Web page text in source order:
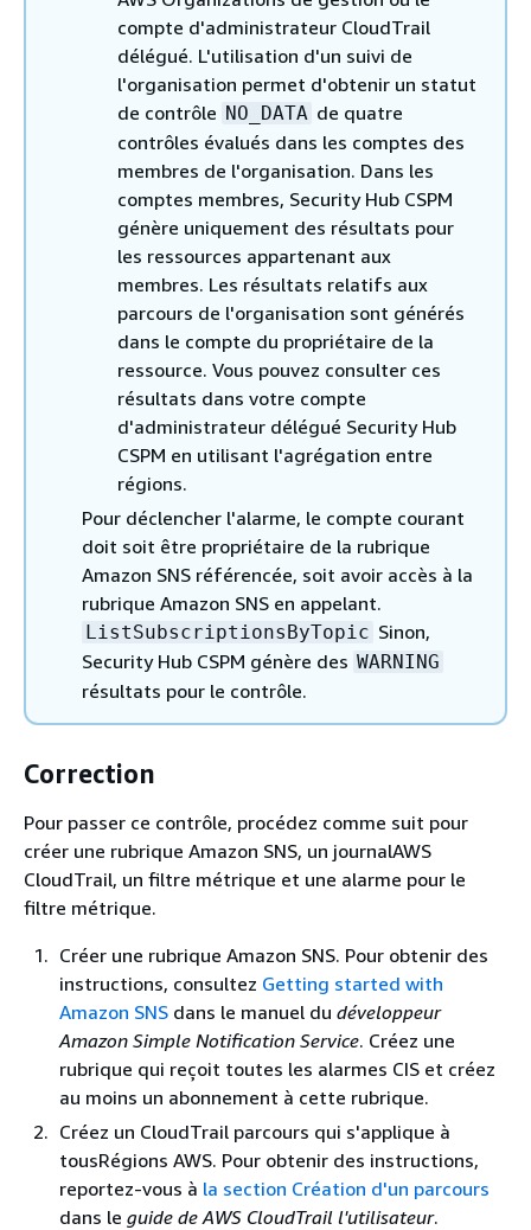
compte d'administrateur CloudTrail
délégué. L'utilisation d'un suivi de
l'organisation permet d'obtenir un statut
de contrôle NO_DATA de quatre
contrôles évalués dans les comptes des
membres de l'organisation. Dans les
comptes membres, Security Hub CSPM
génère uniquement des résultats pour
les ressources appartenant aux
membres. Les résultats relatifs aux
parcours de l'organisation sont générés
dans le compte du propriétaire de la
ressource. Vous pouvez consulter ces
résultats dans votre compte
d'administrateur délégué Security Hub
CSPM en utilisant l'agrégation entre
régions.
Pour déclencher l'alarme, le compte courant
doit soit être propriétaire de la rubrique
Amazon SNS référencée, soit avoir accès à la
rubrique Amazon SNS en appelant.
ListSubscriptionsByTopic Sinon,
Security Hub CSPM génère des WARNING
résultats pour le contrôle.
Correction
Pour passer ce contrôle, procédez comme suit pour
créer une rubrique Amazon SNS, un journalAWS
CloudTrail, un filtre métrique et une alarme pour le
filtre métrique.
Créer une rubrique Amazon SNS. Pour obtenir des
instructions, consultez Getting started with
Amazon SNS dans le manuel du développeur
Amazon Simple Notification Service. Créez une
rubrique qui reçoit toutes les alarmes CIS et créez
au moins un abonnement à cette rubrique.
Créez un CloudTrail parcours qui s'applique à
tousRégions AWS. Pour obtenir des instructions,
reportez-vous à la section Création d'un parcours
dans le guide de AWS CloudTrail l'utilisateur.